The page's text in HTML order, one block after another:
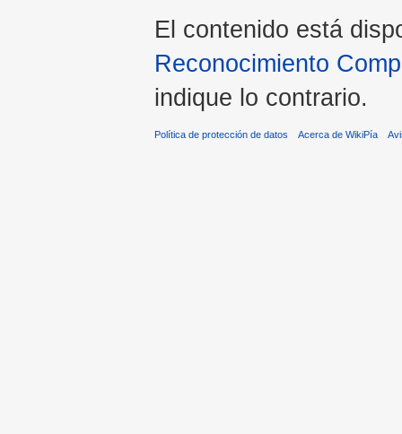
El contenido está
Reconocimiento
indique lo contrario.
Política de protección de datos Acerca de WikiPía